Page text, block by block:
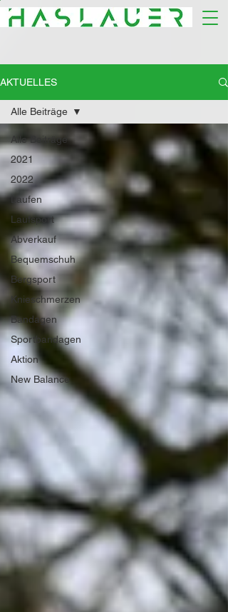
AKTUELLES
Alle Beiträge
2021
2022
Laufen
Laufsport
Abverkauf
Bequemschuh
Bergsport
Knieschmerzen
Bandagen
Sportbandagen
Aktion
New Balance
Alle Beiträge